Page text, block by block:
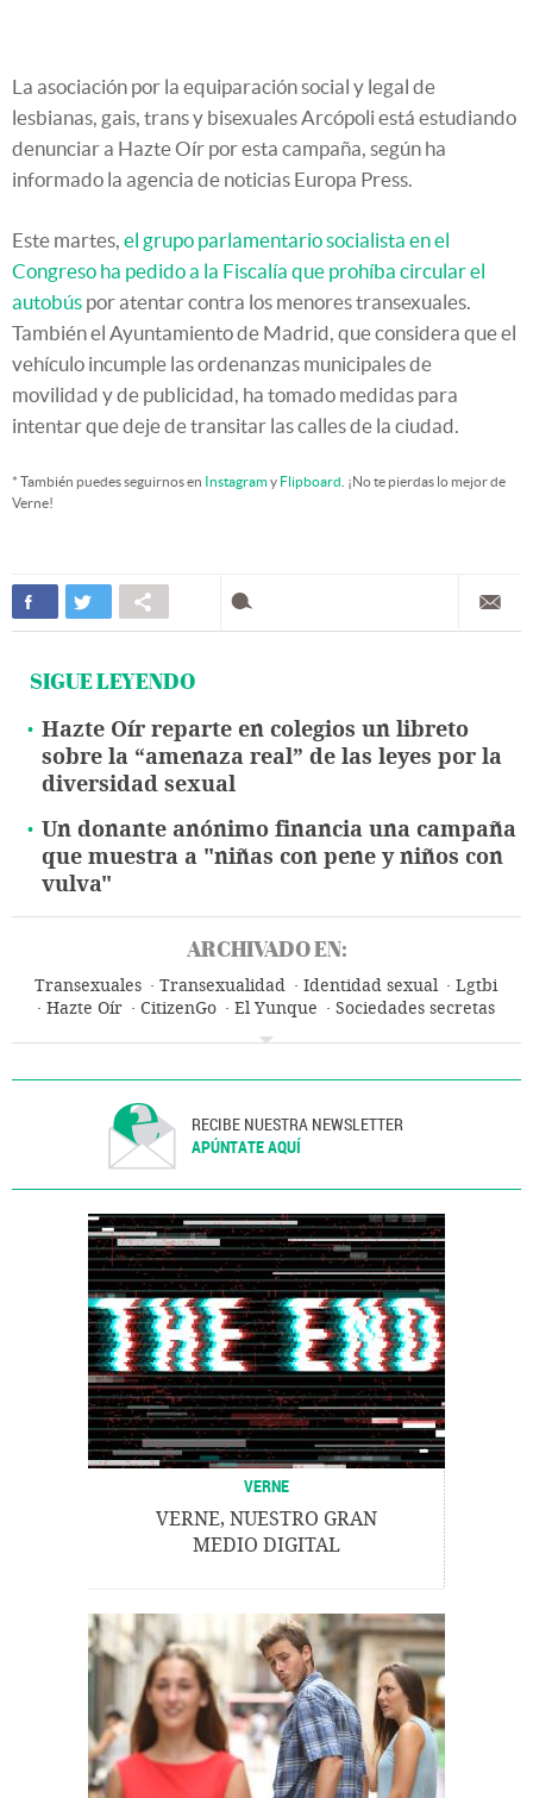
La asociación por la equiparación social y legal de
lesbianas, gais, trans y bisexuales Arcópoli está estudiando
denunciar a Hazte Oír por esta campaña, según ha
informado la agencia de noticias Europa Press.
Este martes, el grupo parlamentario socialista en el
Congreso ha pedido a la Fiscalía que prohíba circular el
autobús por atentar contra los menores transexuales.
También el Ayuntamiento de Madrid, que considera que el
vehículo incumple las ordenanzas municipales de
movilidad y de publicidad, ha tomado medidas para
intentar que deje de transitar las calles de la ciudad.
* También puedes seguirnos en Instagramy Flipboard . ¡No te pierdas lo mejor de
Verne!
SIGUE LEYENDO
Hazte Oír reparte en colegios un libreto
sobre la “amenaza real” de las leyes por la
diversidad sexual
Un donante anónimo financia una campaña
que muestra a "niñas con pene y niños con
vulva"
ARCHIVADO EN:
Transexuales Transexualidad Identidad sexual
Lgtbi
Hazte Oír
CitizenGo El Yunque
Sociedades secretas
RECIBE NUESTRA NEWSLETTER
APÚNTATE AQUÍ
VERNE
VERNE, NUESTRO GRAN
MEDIO DIGITAL